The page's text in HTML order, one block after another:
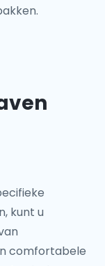
kunt u
comfortabele